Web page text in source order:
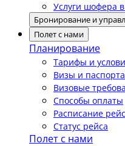
Услуги шофера
Бронирование и
Полет с нами
Планирование
Тарифы и
Визы и паспорта
Визовые
Способы оплаты
Расписание
Статус рейса
Полет с нами